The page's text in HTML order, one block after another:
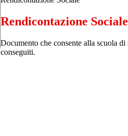
Rendicontazione Sociale
Documento che consente alla scuola
conseguiti.